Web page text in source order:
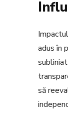
adus în
să